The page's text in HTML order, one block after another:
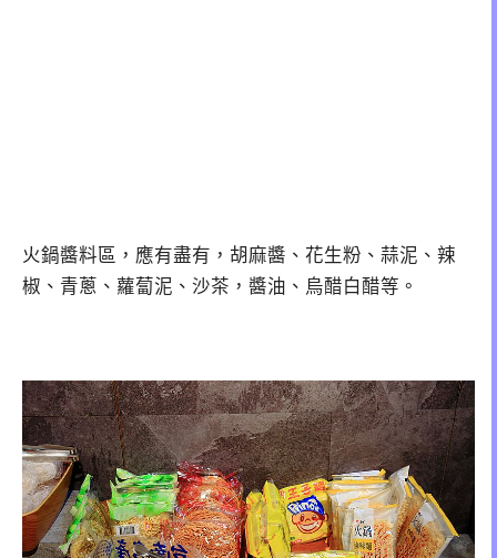
火鍋醬料區，應有盡有，胡麻醬、花生粉、蒜泥、辣
椒、青蔥、蘿蔔泥、沙茶，醬油、烏醋白醋等。